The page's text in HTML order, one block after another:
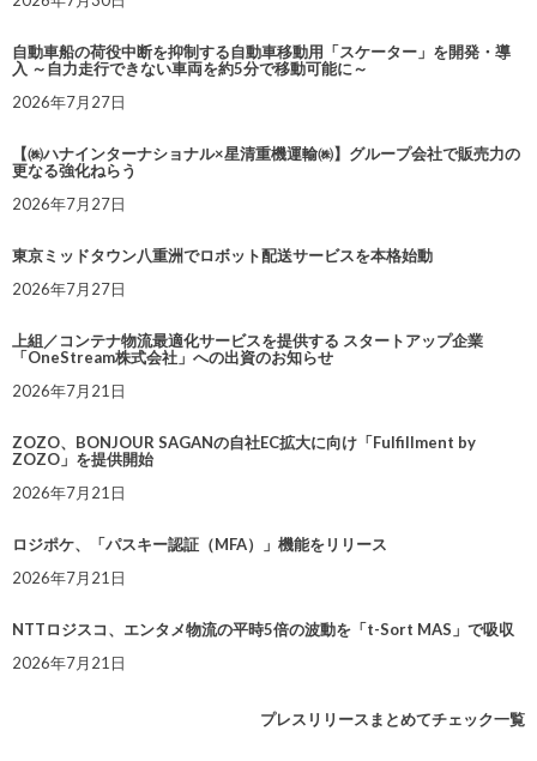
自動車船の荷役中断を抑制する自動車移動用「スケーター」を開発・導
入 ～自力走行できない車両を約5分で移動可能に～
2026年7月27日
【㈱ハナインターナショナル×星清重機運輸㈱】グループ会社で販売力の
更なる強化ねらう
2026年7月27日
東京ミッドタウン八重洲でロボット配送サービスを本格始動
2026年7月27日
上組／コンテナ物流最適化サービスを提供する スタートアップ企業
「OneStream株式会社」への出資のお知らせ
2026年7月21日
ZOZO、BONJOUR SAGANの自社EC拡大に向け「Fulfillment by
ZOZO」を提供開始
2026年7月21日
ロジポケ、「パスキー認証（MFA）」機能をリリース
2026年7月21日
NTTロジスコ、エンタメ物流の平時5倍の波動を「t-Sort MAS」で吸収
2026年7月21日
プレスリリースまとめてチェック一覧